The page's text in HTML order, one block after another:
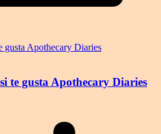
te gusta Apothecary Diaries